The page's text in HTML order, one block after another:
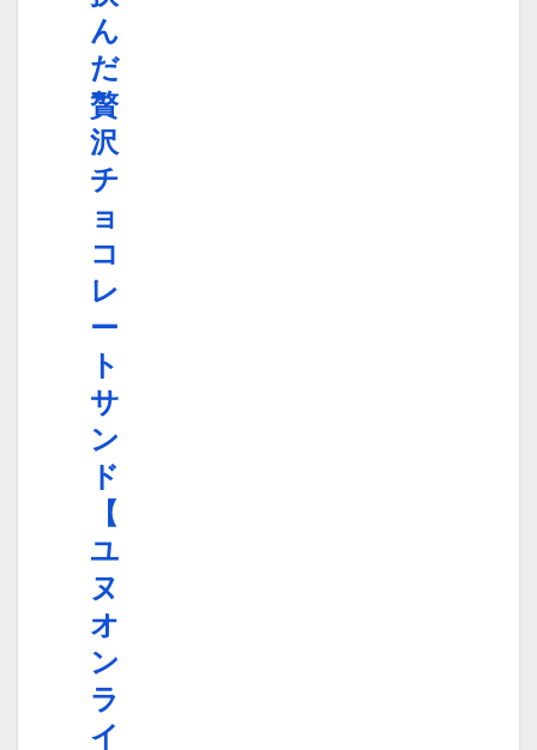
ん
だ
贅
沢
チ
ョ
コ
レ
ー
ト
サ
ン
ド
【
ユ
ヌ
オ
ン
ラ
イ